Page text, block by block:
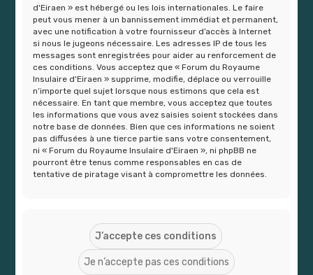
d'Eiraen » est hébergé ou les lois internationales. Le faire
peut vous mener à un bannissement immédiat et permanent,
avec une notification à votre fournisseur d’accès à Internet
si nous le jugeons nécessaire. Les adresses IP de tous les
messages sont enregistrées pour aider au renforcement de
ces conditions. Vous acceptez que « Forum du Royaume
Insulaire d'Eiraen » supprime, modifie, déplace ou verrouille
n’importe quel sujet lorsque nous estimons que cela est
nécessaire. En tant que membre, vous acceptez que toutes
les informations que vous avez saisies soient stockées dans
notre base de données. Bien que ces informations ne soient
pas diffusées à une tierce partie sans votre consentement,
ni « Forum du Royaume Insulaire d'Eiraen », ni phpBB ne
pourront être tenus comme responsables en cas de
tentative de piratage visant à compromettre les données.